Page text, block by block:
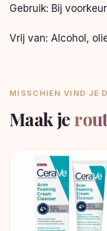
Gebruik: Bij
Vrij van: Alcohol,
MISSCHIEN VIND JE
Maak je